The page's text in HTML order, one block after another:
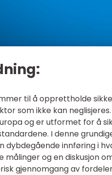
til å opprettholde
som ikke kan
og er utformet for å
I denne
dybdegående innføring i
målinger og en diskusjon
gjennomgang av